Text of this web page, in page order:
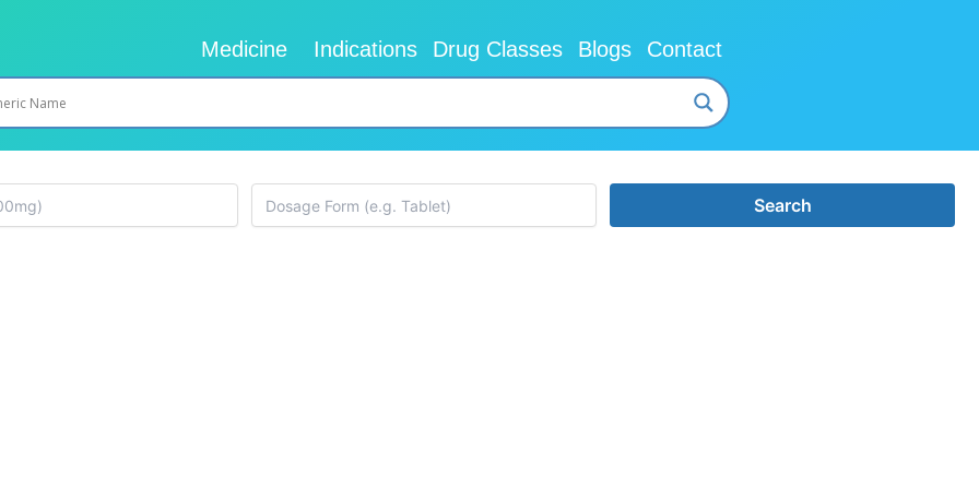
Medicine Indications Drug Classes Blogs Contact
Search